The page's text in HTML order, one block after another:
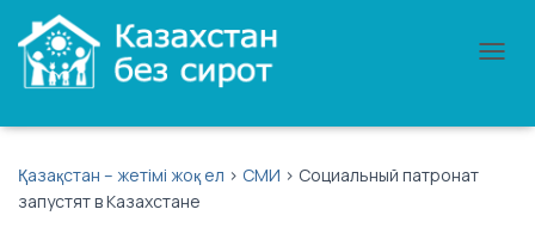
Қазақстан – жетімі жоқ ел > СМИ > Социальный патронат
запустят в Казахстане